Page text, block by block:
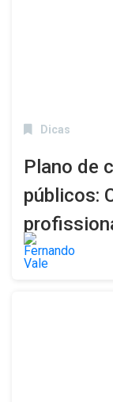
Dicas
Plano de
públicos: